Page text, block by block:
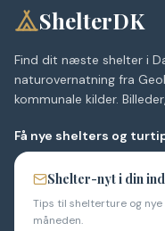
ShelterDK
Find dit næste shelter i
naturovernatning fra
kommunale kilder.
Få nye shelters og
Shelter-nyt i din
Tips til shelterture og
måneden.